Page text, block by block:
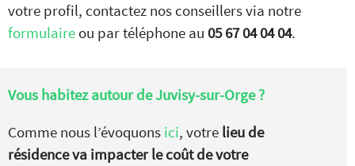
votre profil, contactez nos conseillers via notre
formulaire ou par téléphone au 05 67 04 04 04.
Vous habitez autour deJuvisy-sur-Orge ?
Comme nous l’évoquons ici, votre lieu de
résidence va impacter le coût de votre